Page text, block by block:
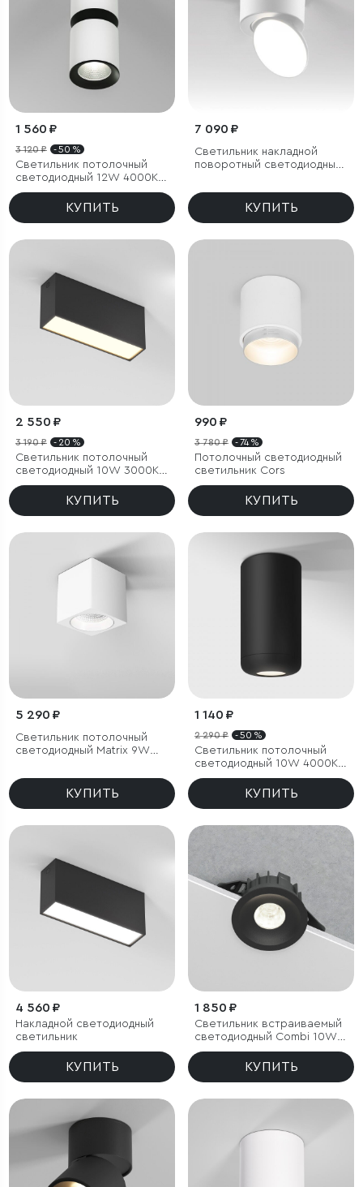
1 560 ₽
3 120 ₽ - 50 %
Светильник потолочный
светодиодный 12W 4000К
белый/чёрный
КУПИТЬ
7 090 ₽
Светильник накладной
поворотный светодиодный
КУПИТЬ
2 550 ₽
3 190 ₽ - 20 %
Светильник потолочный
светодиодный 10W 3000K
черный Block
КУПИТЬ
990 ₽
3 780 ₽ - 74 %
Потолочный светодиодный
светильник Cors
КУПИТЬ
5 290 ₽
Светильник потолочный
светодиодный Matrix 9W
КУПИТЬ
1 140 ₽
2 290 ₽ - 50 %
Светильник потолочный
светодиодный 10W 4000K
чёрный
КУПИТЬ
4 560 ₽
Накладной светодиодный
светильник
КУПИТЬ
1 850 ₽
Светильник встраиваемый
светодиодный Combi 10W
4000K черный
КУПИТЬ